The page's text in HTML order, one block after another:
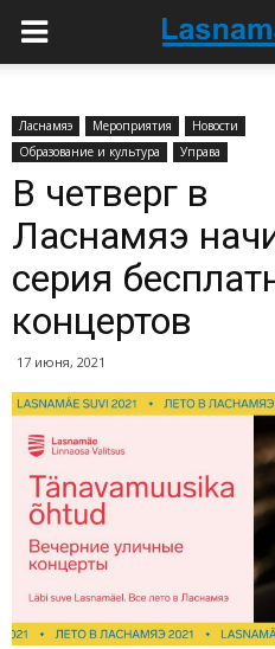
Ласнамяэ Мероприятия
Новости
Образование и культура
Управа
В четверг в
Ласнамяэ
серия
концертов
17 июня, 2021